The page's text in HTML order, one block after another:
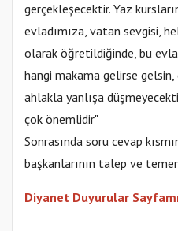
gerçekleşecektir. Yaz
evladımıza, vatan sevgisi,
olarak öğretildiğinde, bu
hangi makama gelirse gelsin,
ahlakla yanlışa
çok önemlidir"
Sonrasında soru cevap
başkanlarının talep ve
Diyanet Duyurular